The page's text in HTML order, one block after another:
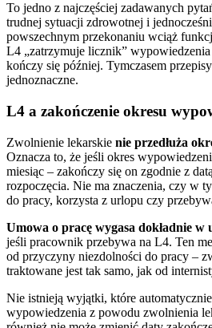
To jedno z najczęściej zadawanych
trudnej sytuacji zdrowotnej i
powszechnym przekonaniu wciąż
L4 „zatrzymuje licznik”
kończy się później. Tymczasem
jednoznaczne.
L4 a zakończenie okresu
Zwolnienie lekarskie nie przedłuża
Oznacza to, że jeśli okres
miesiąc – zakończy się on zgodnie z
rozpoczęcia. Nie ma znaczenia, czy w
do pracy, korzysta z urlopu czy
Umowa o pracę wygasa dokładnie w
jeśli pracownik przebywa na L4. Ten
od przyczyny niezdolności do pracy –
traktowane jest tak samo, jak od
Nie istnieją wyjątki, które automatycznie
wypowiedzenia z powodu zwolnienia